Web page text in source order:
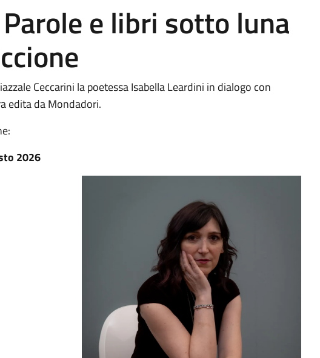
e libri sotto luna
Ceccarini la poetessa Isabella Leardini in dialogo con
edita da Mondadori.
2026